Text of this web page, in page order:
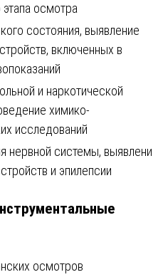
этапа осмотра
состояния, выявление
включенных в
и наркотической
химико-
исследований
нервной системы,
и эпилепсии
осмотров